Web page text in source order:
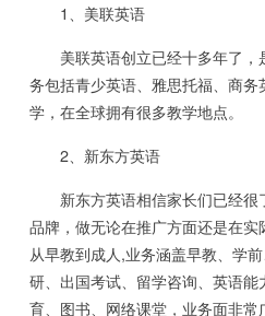
1、美联英语
美联英语创立已经十多年了，
务包括青少英语、雅思托福、商
学，在全球拥有很多教学地点。
2、新东方英语
新东方英语相信家长们已经很
品牌，做无论在推广方面还是在实
从早教到成人,业务涵盖早教、学
研、出国考试、留学咨询、英语
育、图书、网络课堂，业务面非